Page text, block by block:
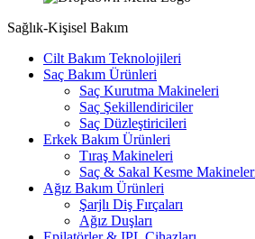
Sağlık-Kişisel Bakım
Cilt Bakım Teknolojileri
Saç Bakım Ürünleri
Saç Kurutma Makineleri
Saç Şekillendiriciler
Saç Düzleştiricileri
Erkek Bakım Ürünleri
Tıraş Makineleri
Saç & Sakal Kesme
Ağız Bakım Ürünleri
Şarjlı Diş Fırçaları
Ağız Duşları